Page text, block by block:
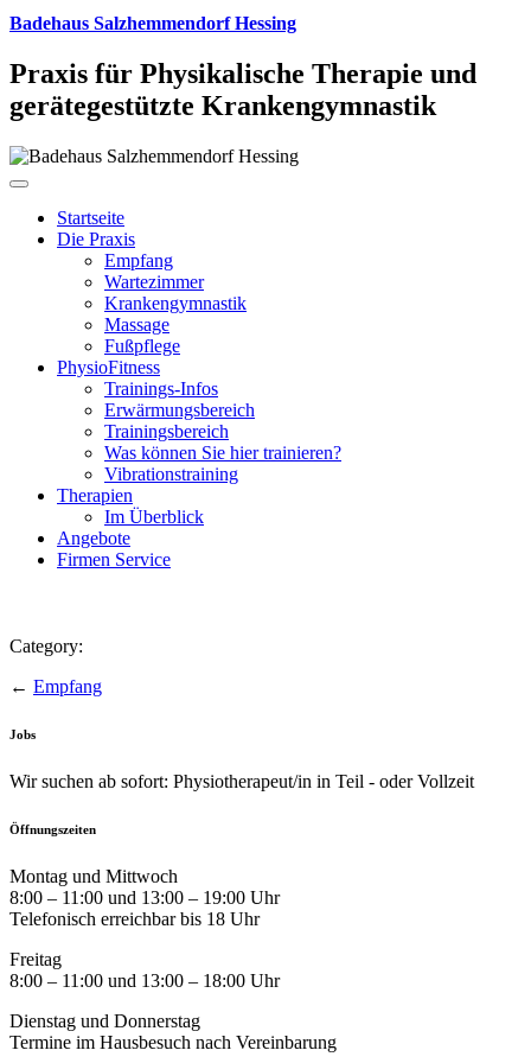
Badehaus Salzhemmendorf Hessing
Praxis für Physikalische Therapie und
gerätegestützte Krankengymnastik
Startseite
Die Praxis
Empfang
Wartezimmer
Krankengymnastik
Massage
Fußpflege
PhysioFitness
Trainings-Infos
Erwärmungsbereich
Trainingsbereich
Was können Sie hier trainieren?
Vibrationstraining
Therapien
Im Überblick
Angebote
Firmen Service
Category:
← Empfang
Jobs
Wir suchen ab sofort: Physiotherapeut/in in Teil - oder Vollzeit
Öffnungszeiten
Montag und Mittwoch
8:00 – 11:00 und 13:00 – 19:00 Uhr
Telefonisch erreichbar bis 18 Uhr
Freitag
8:00 – 11:00 und 13:00 – 18:00 Uhr
Dienstag und Donnerstag
Termine im Hausbesuch nach Vereinbarung